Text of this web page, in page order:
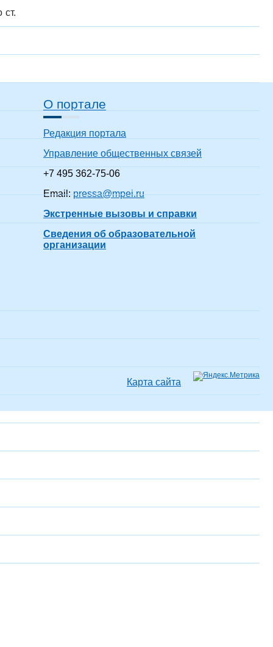
ст.
О портале
Редакция портала
Управление общественных связей
+7 495 362-75-06
Email: pressa@mpei.ru
Экстренные вызовы и справки
Сведения об образовательной
организации
Карта сайта